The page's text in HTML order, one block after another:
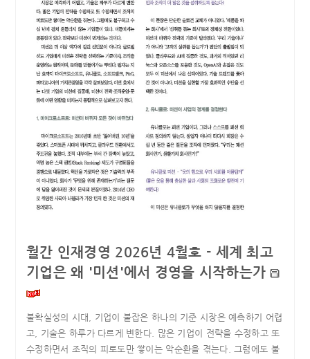
월간 인재경영 2026년 4월호 - 세계 최고
기업은 왜 '미션'에서 경영을 시작하는가
불확실성의 시대, 기업이 붙잡은 하나의 기준 시장은 예측하기 어렵
고, 기술은 하루가 다르게 변한다. 많은 기업이 전략을 수정하고 또
수정하면서 조직의 피로도만 쌓이는 악순환을 겪는다. 그럼에도 불